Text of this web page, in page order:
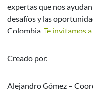
expertas que nos
desafíos y las
Colombia.Te invitamos
Creado por:
Alejandro Gómez –